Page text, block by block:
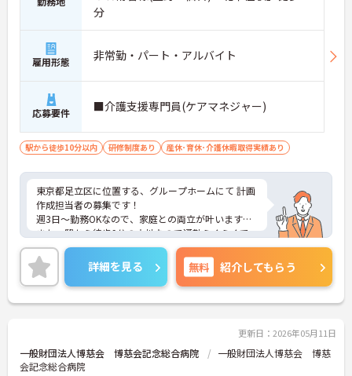
分
雇用形態 非常勤・パート・アルバイト
応募要件 ■介護支援専門員(ケアマネジャー)
駅から徒歩10分以内 研修制度あり 産休･育休･介護休暇取得実績あり
東京都足立区に位置する、グループホームにて 計画
作成担当者の募集です！
週3日～勤務OKなので、家庭との両立が叶います☆
また、駅から徒歩9分の立地なので通勤らくらくで
す♪
ご興味のある方には、面接対策ポイントなど、さら
に詳細をお話しいたしますのでお気軽にご相談くだ
さい！
詳細を見る 無料 紹介してもらう
更新日：2026年05月11日
一般財団法人博慈会 博慈会記念総合病院
一般財団法人博慈会 博慈
会記念総合病院